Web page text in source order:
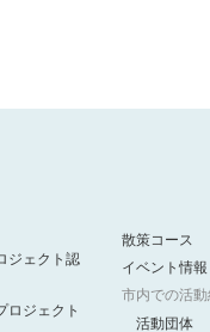
ジェクト認
ロジェクト
散策コース
イベント情報
市内での活動
活動団体